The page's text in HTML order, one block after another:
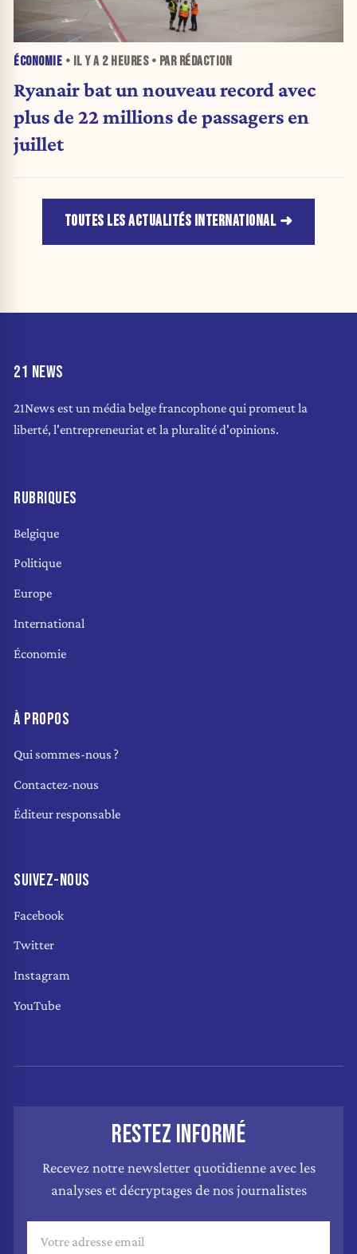
ÉCONOMIE • IL Y A 2 HEURES• PAR RÉDACTION
Ryanair bat un nouveau record avec
plus de 22 millions de passagers en
juillet
TOUTES LES ACTUALITÉS INTERNATIONAL
21 NEWS
21News est un média belge francophone qui promeut la
liberté, l'entrepreneuriat et la pluralité d'opinions.
RUBRIQUES
Belgique
Politique
Europe
International
Économie
À PROPOS
Qui sommes-nous ?
Contactez-nous
Éditeur responsable
SUIVEZ-NOUS
Facebook
Twitter
Instagram
YouTube
RESTEZ INFORMÉ
Recevez notre newsletter quotidienne avec les
analyses et décryptages de nos journalistes